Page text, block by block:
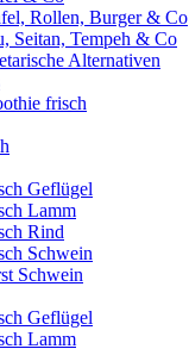
Rollen, Burger & Co
Seitan, Tempeh & Co
Alternativen
frisch
Geflügel
Lamm
Rind
Schwein
Schwein
Geflügel
Lamm